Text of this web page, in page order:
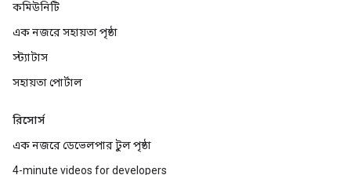
কমিউনিটি
এক নজরে সহায়তা পৃষ্ঠা
স্ট্যাটাস
সহায়তা পোর্টাল
রিসোর্স
এক নজরে ডেভেলপার টুল পৃষ্ঠা
4-minute videos for developers